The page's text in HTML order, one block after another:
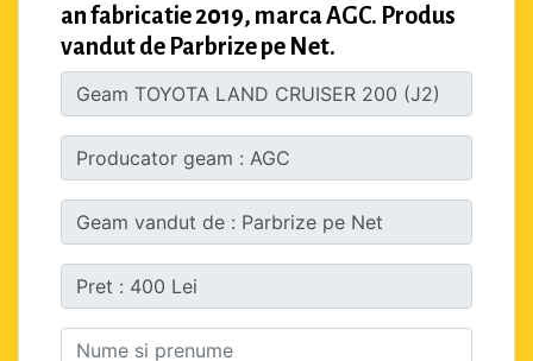
an fabricatie 2019, marca AGC. Produs
vandut de Parbrize pe Net.